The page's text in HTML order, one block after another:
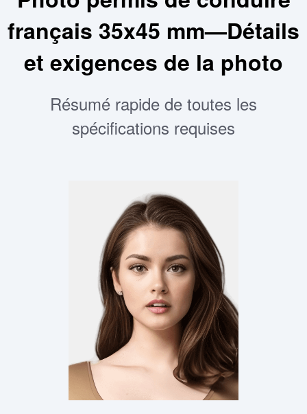
français 35x45 mm—Détails
et exigences de la photo
Résumé rapide de toutes les
spécifications requises